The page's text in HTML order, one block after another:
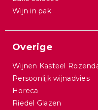
Wijn in pak
Overige
Wijnen Kasteel
Persoonlijk wijnadvies
Horeca
Riedel Glazen